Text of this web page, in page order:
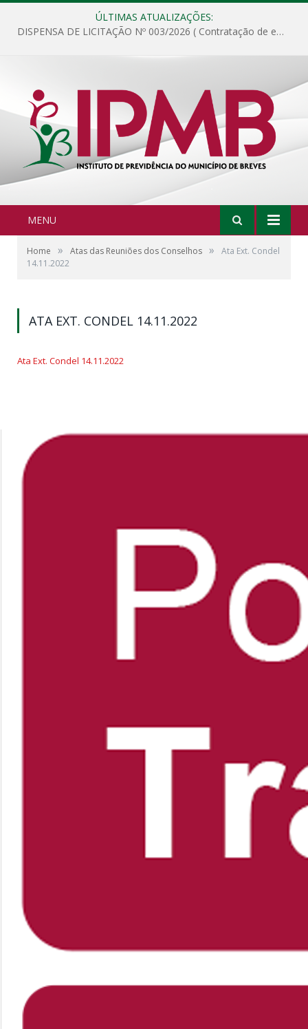
ÚLTIMAS ATUALIZAÇÕES:
DISPENSA DE LICITAÇÃO Nº 003/2026 ( Contratação de empresa para fornecimento de gêneros alimentícios não perecíveis, materiais de expediente, descartáveis, copa e cozinha, para análise e posterior publicação.)
MENU
Home » Atas das Reuniões dos Conselhos »
Ata Ext. Condel
14.11.2022
ATA EXT. CONDEL 14.11.2022
Ata Ext. Condel 14.11.2022